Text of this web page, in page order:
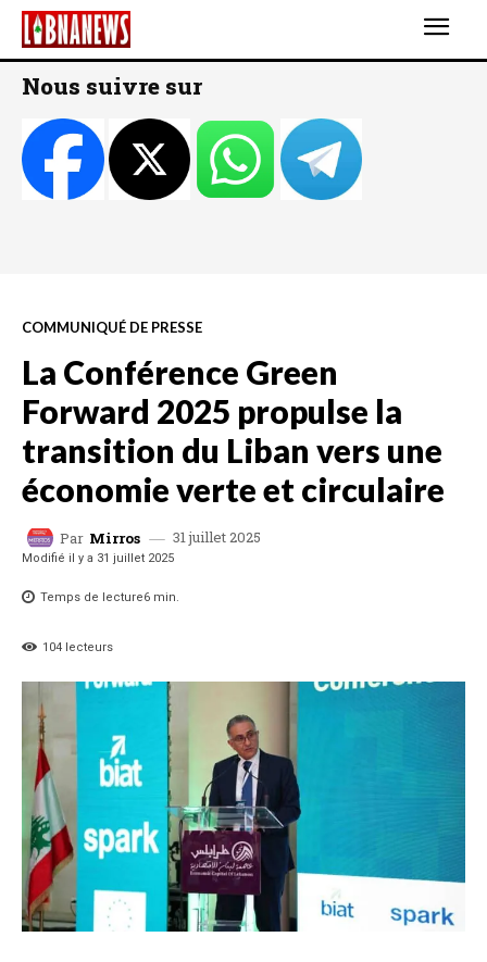
Nous suivre sur
COMMUNIQUÉ DE PRESSE
La Conférence Green
Forward 2025 propulse la
transition du Liban vers une
économie verte et circulaire
Par Mirros 31 juillet 2025
Modifié il y a 31 juillet 2025
Temps de lecture6 min.
104 lecteurs